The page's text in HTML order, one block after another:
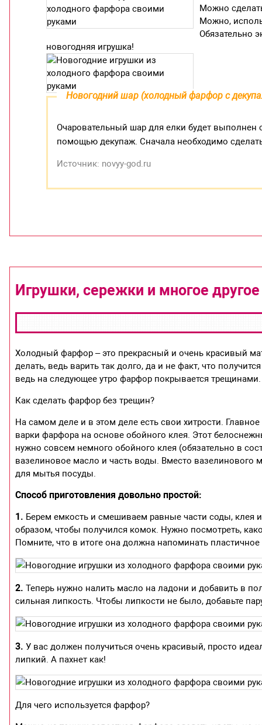
Можно
Можно,
Обязательно
новогодняя игрушка!
Новогодний шар (холодный фарфор с
Очаровательный шар для елки будет
помощью декупаж. Сначала необходимо
Источник: novyy-god.ru
Игрушки, сережки и многое
Холодный фарфор – это прекрасный и очень красивый
делать, ведь варить так долго, да и не факт, что
ведь на следующее утро фарфор покрывается трещинами.
Как сделать фарфор без трещин?
На самом деле и в этом деле есть свои хитрости.
варки фарфора на основе обойного клея. Этот
нужно совсем немного обойного клея (обязательно в
вазелиновое масло и часть воды. Вместо вазелинового
для мытья посуды.
Способ приготовления довольно простой:
1. Берем емкость и смешиваем равные части соды, клея
образом, чтобы получился комок. Нужно посмотреть,
Помните, что в итоге она должна напоминать пластичное
2. Теперь нужно налить масло на ладони и добавить в
сильная липкость. Чтобы липкости не было, добавьте
3. У вас должен получиться очень красивый, просто
липкий. А пахнет как!
Для чего используется фарфор?